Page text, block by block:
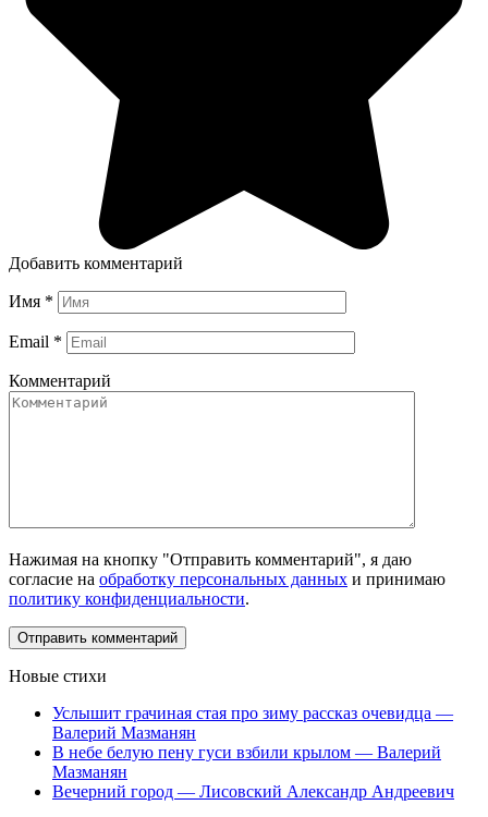
Добавить комментарий
Имя *
Email *
Комментарий
Нажимая на кнопку "Отправить комментарий", я даю
согласие на обработку персональных данных и принимаю
политику конфиденциальности.
Новые стихи
Услышит грачиная стая про зиму рассказ очевидца —
Валерий Мазманян
В небе белую пену гуси взбили крылом — Валерий
Мазманян
Вечерний город — Лисовский Александр Андреевич